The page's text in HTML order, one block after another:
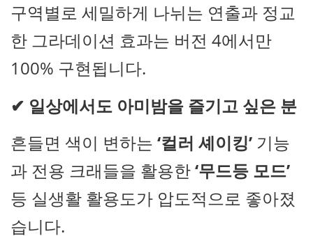
구역별로 세밀하게 나뉘는 연출과 정교
한 그라데이션 효과는 버전 4에서만
100% 구현됩니다.
✔ 일상에서도 아미밤을 즐기고 싶은 분
흔들면 색이 변하는 ‘컬러 셰이킹’ 기능
과 전용 크래들을 활용한‘무드등 모드’
등 실생활 활용도가 압도적으로 좋아졌
습니다.